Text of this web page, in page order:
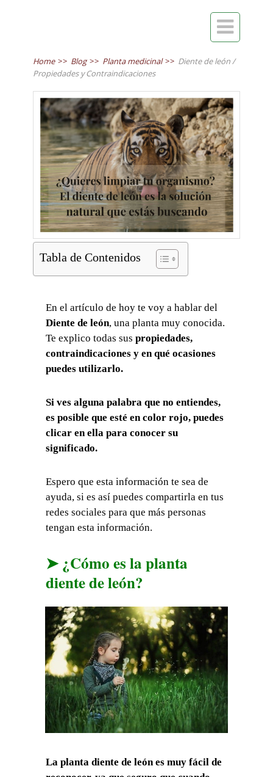

Home >> Blog >> Planta medicinal >> Diente de león /
Propiedades y Contraindicaciones
Tabla de Contenidos
En el artículo de hoy te voy a hablar del
Diente de león, una planta muy conocida.
Te explico todas sus propiedades,
contraindicaciones y en qué ocasiones
puedes utilizarlo.
Si ves alguna palabra que no entiendes,
es posible que esté en color rojo, puedes
clicar en ella para conocer su
significado.
Espero que esta información te sea de
ayuda, si es así puedes compartirla en tus
redes sociales para que más personas
tengan esta información.
➤ ¿Cómo es la planta
diente de león?
La planta diente de león es muy fácil de